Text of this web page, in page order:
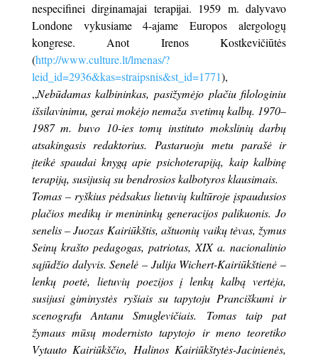
nespecifinei dirginamajai terapijai. 1959 m. dalyvavo
Londone vykusiame 4-ajame Europos alergologų
kongrese. Anot Irenos Kostkevičiūtės
(http://www.culture.lt/lmenas/?
leid_id=2936&kas=straipsnis&st_id=1771),
„Nebūdamas kalbininkas, pasižymėjo plačiu filologiniu
išsilavinimu, gerai mokėjo nemaža svetimų kalbų. 1970–
1987 m. buvo 10-ies tomų instituto mokslinių darbų
atsakingasis redaktorius. Pastaruoju metu parašė ir
įteikė spaudai knygą apie psichoterapiją, kaip kalbinę
terapiją, susijusią su bendrosios kalbotyros klausimais.
Tomas – ryškius pėdsakus lietuvių kultūroje įspaudusios
plačios medikų ir menininkų generacijos palikuonis. Jo
senelis – Juozas Kairiūkštis, aštuonių vaikų tėvas, žymus
Seinų krašto pedagogas, patriotas, XIX a. nacionalinio
sąjūdžio dalyvis. Senelė – Julija Wichert-Kairiūkštienė –
lenkų poetė, lietuvių poezijos į lenkų kalbą vertėja,
susijusi giminystės ryšiais su tapytoju Pranciškumi ir
scenografu Antanu Smuglevičiais. Tomas taip pat
žymaus mūsų modernisto tapytojo ir meno teoretiko
Vytauto Kairiūkščio, Halinos Kairiūkštytės-Jacinienės,